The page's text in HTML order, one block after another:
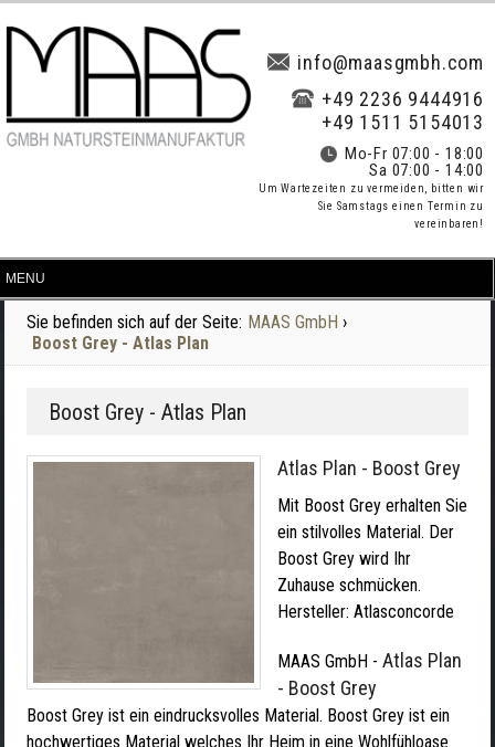
info@maasgmbh.com
+49 2236 9444916
+49 1511 5154013
Mo-Fr 07:00 - 18:00
Sa 07:00 - 14:00
Um Wartezeiten zu vermeiden, bitten wir
Sie Samstags einen Termin zu
vereinbaren!
Sie befinden sich auf der Seite: MAAS GmbH ›
Boost Grey - Atlas Plan
Boost Grey - Atlas Plan
Atlas Plan - Boost Grey
Mit Boost Grey erhalten Sie
ein stilvolles Material. Der
Boost Grey wird Ihr
Zuhause schmücken.
Hersteller: Atlasconcorde
MAAS GmbH - Atlas Plan
- Boost Grey
Boost Grey ist ein eindrucksvolles Material. Boost Grey ist ein
hochwertiges Material welches Ihr Heim in eine Wohlfühloase